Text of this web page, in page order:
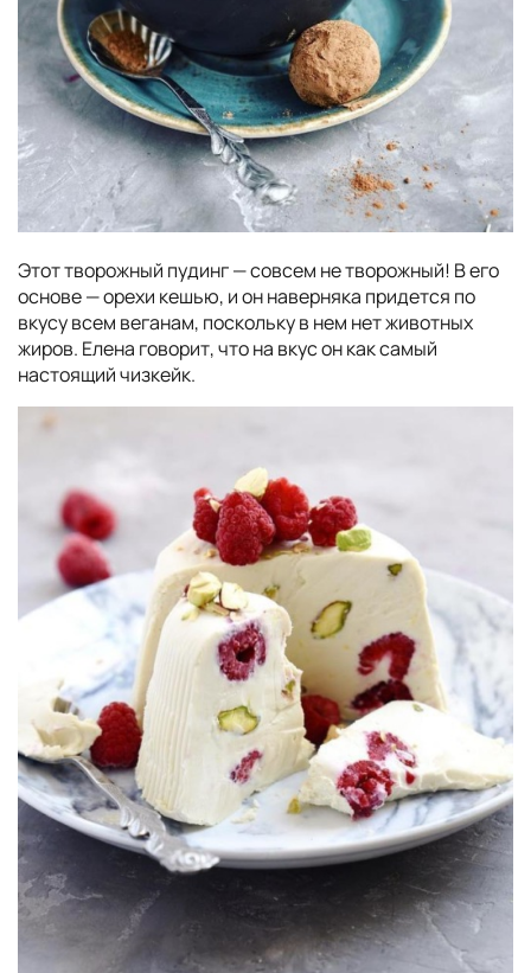
Этот творожный пудинг — совсем не творожный! В его
основе — орехи кешью, и он наверняка придется по
вкусу всем веганам, поскольку в нем нет животных
жиров. Елена говорит, что на вкус он как самый
настоящий чизкейк.